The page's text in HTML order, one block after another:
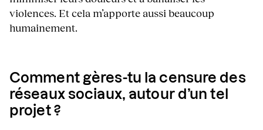
violences. Et cela m’apporte aussi beaucoup
humainement.
Comment gères-tu la censure des
réseaux sociaux, autour d’un tel
projet ?